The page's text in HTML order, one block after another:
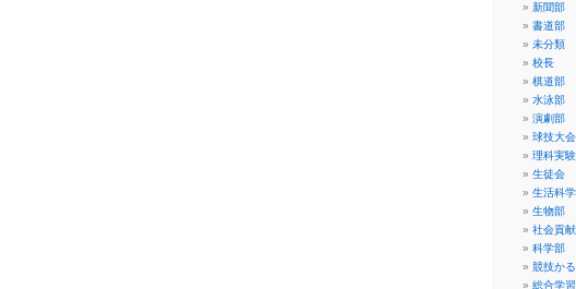
新聞部
書道部
未分類
校長
棋道部
水泳部
演劇部
球技大会
理科実
生徒会
生活科
生物部
社会貢
科学部
競技か
総合学習